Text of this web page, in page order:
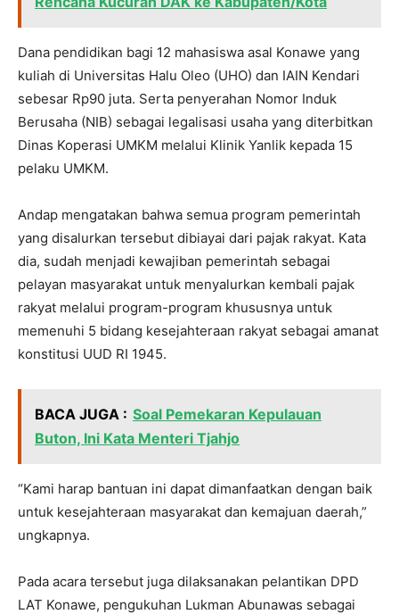
Dana pendidikan bagi 12 mahasiswa asal Konawe yang
kuliah di Universitas Halu Oleo (UHO) dan IAIN Kendari
sebesar Rp90 juta. Serta penyerahan Nomor Induk
Berusaha (NIB) sebagai legalisasi usaha yang diterbitkan
Dinas Koperasi UMKM melalui Klinik Yanlik kepada 15
pelaku UMKM.
Andap mengatakan bahwa semua program pemerintah
yang disalurkan tersebut dibiayai dari pajak rakyat. Kata
dia, sudah menjadi kewajiban pemerintah sebagai
pelayan masyarakat untuk menyalurkan kembali pajak
rakyat melalui program-program khususnya untuk
memenuhi 5 bidang kesejahteraan rakyat sebagai amanat
konstitusi UUD RI 1945.
BACA JUGA : Soal Pemekaran Kepulauan
Buton, Ini Kata Menteri Tjahjo
“Kami harap bantuan ini dapat dimanfaatkan dengan baik
untuk kesejahteraan masyarakat dan kemajuan daerah,”
ungkapnya.
Pada acara tersebut juga dilaksanakan pelantikan DPD
LAT Konawe, pengukuhan Lukman Abunawas sebagai